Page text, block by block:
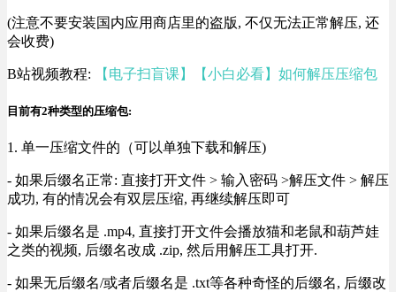
(注意不要安装国内应用商店里的盗版, 不仅无法正常解压, 还
会收费)
B站视频教程: 【电子扫盲课】【小白必看】如何解压压缩包
目前有2种类型的压缩包:
1. 单一压缩文件的（可以单独下载和解压)
- 如果后缀名正常: 直接打开文件 > 输入密码 >解压文件 > 解压
成功, 有的情况会有双层压缩, 再继续解压即可
- 如果后缀名是 .mp4, 直接打开文件会播放猫和老鼠和葫芦娃
之类的视频, 后缀名改成 .zip, 然后用解压工具打开.
- 如果无后缀名/或者后缀名是 .txt等各种奇怪的后缀名, 后缀改